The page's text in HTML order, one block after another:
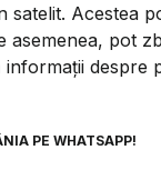
satelit. Acestea
asemenea, pot
despre
PE WHATSAPP!